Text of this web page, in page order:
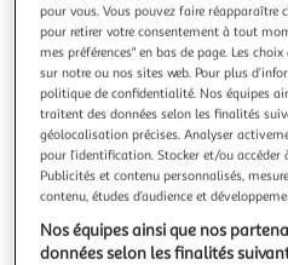
FRANCK PROVOST
Brosse à cheveux définition
bouclés & frisés
BROSSE
En savoir +
1 brosse
pour vous. Vous pouvez faire réapparaître
pour retirer votre consentement à tout
mes préférences" en bas de page. Les
sur notre ou nos sites web. Pour plus
politique de confidentialité. Nos équipes
traitent des données selon les finalités
géolocalisation précises. Analyser
pour l’identification. Stocker et/ou
Publicités et contenu personnalisés,
contenu, études d’audience et
Nos équipes ainsi que nos
données selon les finalités